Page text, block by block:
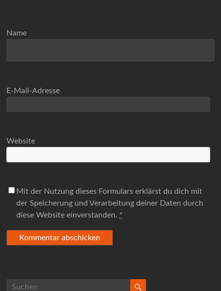
Name
E-Mail-Adresse
Website
Mit der Nutzung dieses Formulars erklärst du dich mit
der Speicherung und Verarbeitung deiner Daten durch
diese Website einverstanden. *